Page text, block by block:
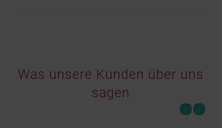
Was unsere Kunden über uns
sagen